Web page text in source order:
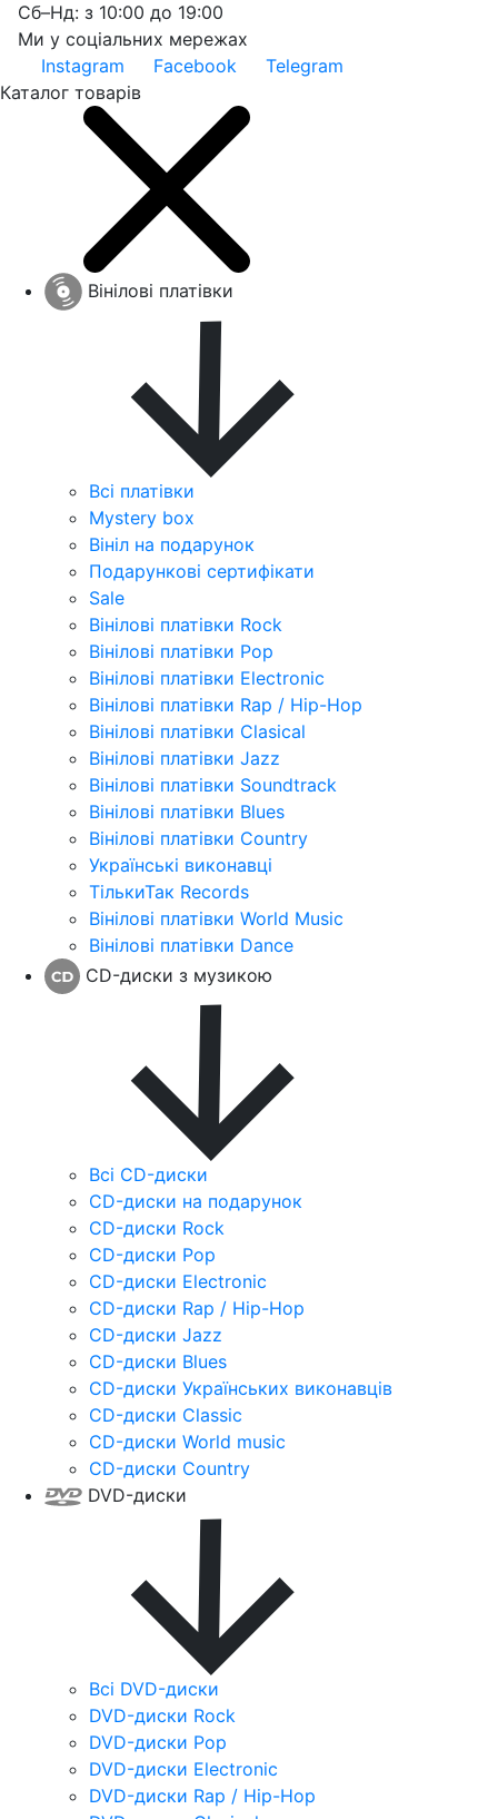
Сб–Нд: з 10:00 до 19:00
Ми у соціальних мережах
Instagram
Facebook
Telegram
Каталог товарів
Вінілові платівки
Всі платівки
Mystery box
Вініл на подарунок
Подарункові сертифікати
Sale
Вінілові платівки Rock
Вінілові платівки Pop
Вінілові платівки Electronic
Вінілові платівки Rap / Hip-Hop
Вінілові платівки Clasical
Вінілові платівки Jazz
Вінілові платівки Soundtrack
Вінілові платівки Blues
Вінілові платівки Country
Українські виконавці
ТількиТак Records
Вінілові платівки World Music
Вінілові платівки Dance
CD-диски з музикою
Всі CD-диски
CD-диски на подарунок
CD-диски Rock
CD-диски Pop
CD-диски Electronic
CD-диски Rap / Hip-Hop
CD-диски Jazz
CD-диски Blues
CD-диски Українських виконавців
CD-диски Classic
CD-диски World music
CD-диски Country
DVD-диски
Всі DVD-диски
DVD-диски Rock
DVD-диски Pop
DVD-диски Electronic
DVD-диски Rap / Hip-Hop